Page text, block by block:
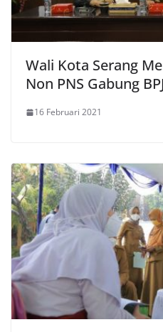
Wali Kota Serang
Non PNS Gabung
16 Februari 2021